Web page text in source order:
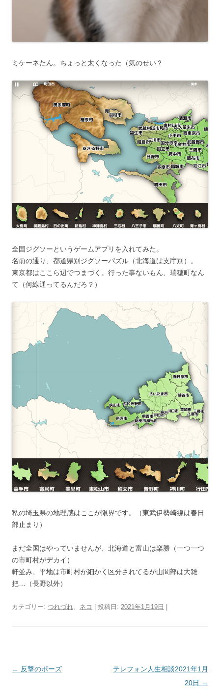
ミケーネたん。ちょっと太くなった（気のせい？
全国ジグソーというゲームアプリを入れてみた。
名前の通り、都道県別ジグソーパズル（北海道は支庁別）。
東京都はここら辺でつまづく。行った事ないもん、瑞穂町なん
て（何線通ってるんだろ？）
私の埼玉県の地理感はここが限界です。（東武伊勢崎線は春日
部止まり）
まだ全国はやっていませんが、北海道と富山は楽勝（一つ一つ
の市町村がデカイ）
軒並み、平地は市町村が細かく区分されてるが山間部は大雑
把…（長野以外）
カテゴリー: つれづれ ネコ | 投稿日: 2021年1月19日 |
投
← 反撃のポーズ
テレフォン人生相談2021年1月
20日 →